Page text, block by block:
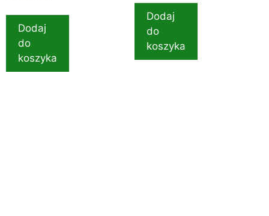
Dodaj
do
koszyka
Dodaj
do
koszyka